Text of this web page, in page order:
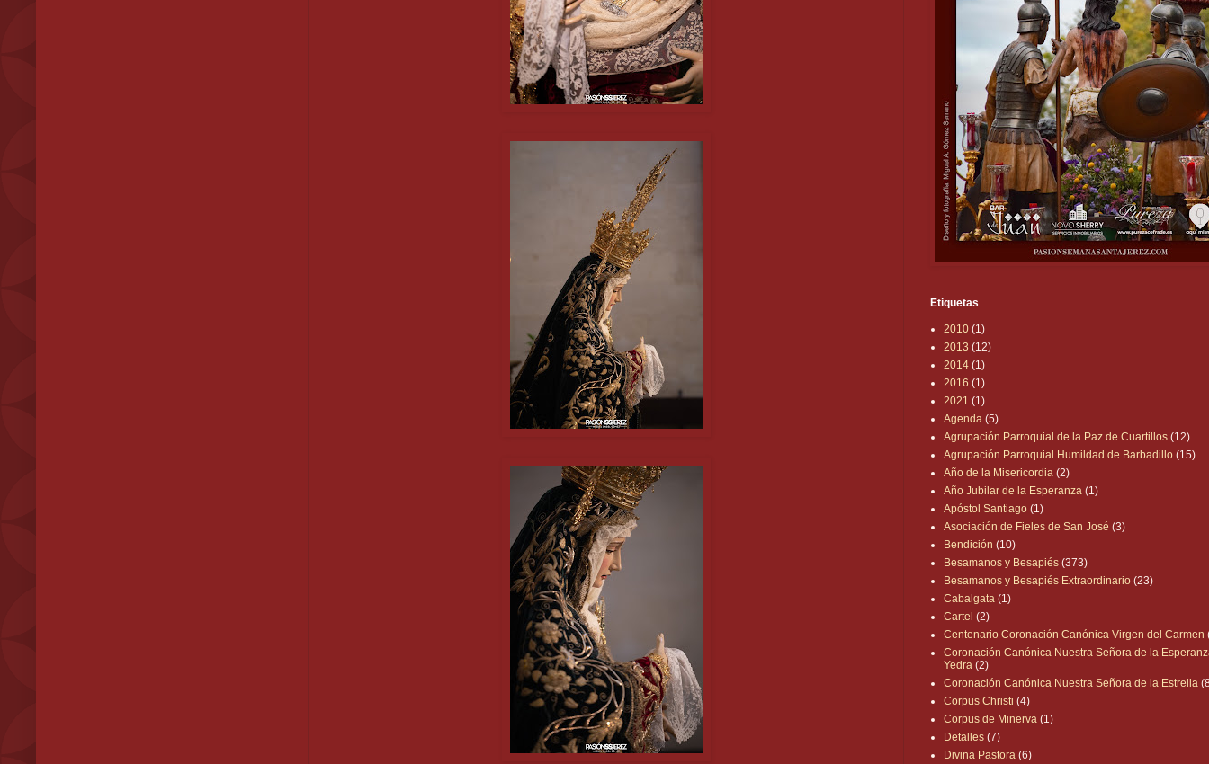
Etiquetas
2010 (1)
2013 (12)
2014 (1)
2016 (1)
2021 (1)
Agenda (5)
Agrupación Parroquial de la Paz de Cuartillos (12)
Agrupación Parroquial Humildad de Barbadillo (15)
Año de la Misericordia (2)
Año Jubilar de la Esperanza (1)
Apóstol Santiago (1)
Asociación de Fieles de San José (3)
Bendición (10)
Besamanos y Besapiés (373)
Besamanos y Besapiés Extraordinario (23)
Cabalgata (1)
Cartel (2)
Centenario Coronación Canónica Virgen del Carmen
Coronación Canónica Nuestra Señora de la
Yedra (2)
Coronación Canónica Nuestra Señora de la Estrella
Corpus Christi (4)
Corpus de Minerva (1)
Detalles (7)
Divina Pastora (6)